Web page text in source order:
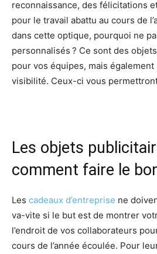
reconnaissance, des félicitations
pour le travail abattu au cours de
dans cette optique, pourquoi ne
personnalisés ? Ce sont des
pour vos équipes, mais
visibilité. Ceux-ci vous
Les objets
comment faire le
Les cadeaux d’entreprise ne
va-vite si le but est de montrer
l’endroit de vos collaborateurs
cours de l’année écoulée. Pour